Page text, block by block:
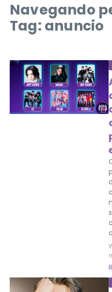
Navegando
Tag: anuncio